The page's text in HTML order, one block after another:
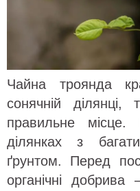
Чайна троянда
сонячній ділянці,
правильне
ділянках з
ґрунтом. Перед
органічні добрива